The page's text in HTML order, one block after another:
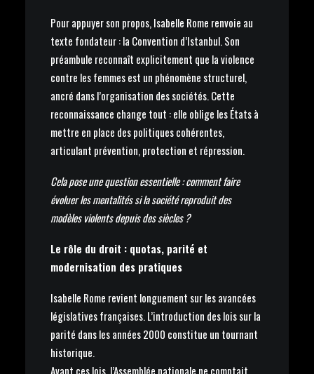
Pour appuyer son propos, Isabelle Rome renvoie au
texte fondateur : la Convention d’Istanbul. Son
préambule reconnaît explicitement que la violence
contre les femmes est un phénomène structurel,
ancré dans l’organisation des sociétés. Cette
reconnaissance change tout : elle oblige les États à
mettre en place des politiques cohérentes,
articulant prévention, protection et répression.
Cela pose une question essentielle : comment faire
évoluer les mentalités si la société reproduit des
modèles violents depuis des siècles ?
Le rôle du droit : quotas, parité et
modernisation des pratiques
Isabelle Rome revient longuement sur les avancées
législatives françaises. L’introduction des lois sur la
parité dans les années 2000 constitue un tournant
historique.
Avant ces lois, l’Assemblée nationale ne comptait